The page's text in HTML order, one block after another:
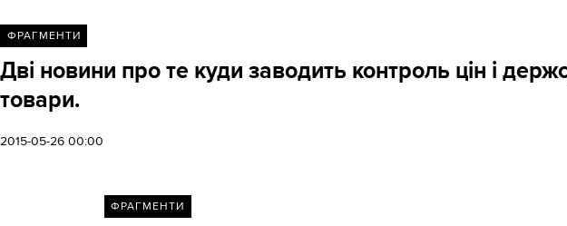
ФРАГМЕНТИ
Дві новини про те куди заводить контроль цін і
товари.
2015-05-26 00:00
ФРАГМЕНТИ